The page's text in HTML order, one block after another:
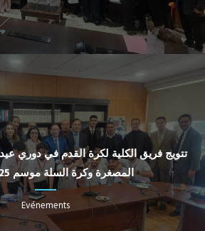
تتويج فريق الكلية لكرة القدم في دوري
المصغرة وكرة السلة موسم 2026/2025
Evénements